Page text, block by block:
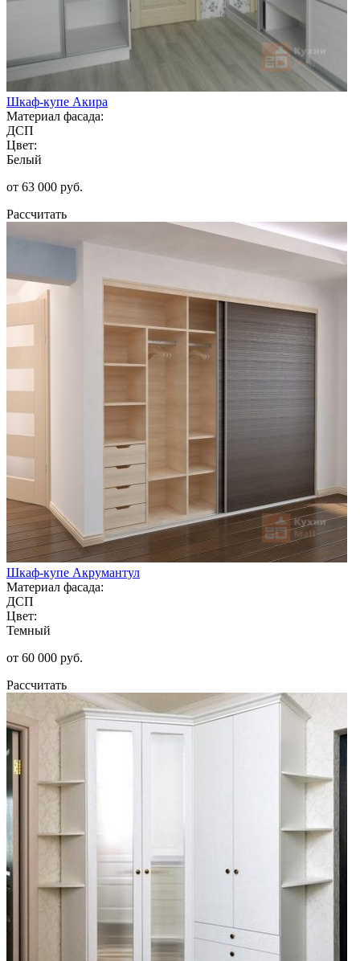
Шкаф-купе Акира
Материал фасада:
ДСП
Цвет:
Белый
от 63 000 руб.
Рассчитать
Шкаф-купе Акрумантул
Материал фасада:
ДСП
Цвет:
Темный
от 60 000 руб.
Рассчитать